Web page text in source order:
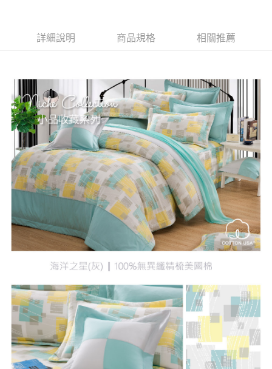
【「AFTEE先享後付」結帳流程】
２．訂單成立數日內，您將收到繳費通知簡訊。
３．收到繳費通知簡訊後14天內，點擊此簡訊中的連結，可透過四大超商／
ATM／網路銀行／等多元方式進行付款，方視為交易完成。
※ 請注意：結帳手續完成當下不需立刻繳費，但若您需要取消訂單，請聯絡
購買商品的店家。未經商家同意取消之訂單仍視為有效，需透過AFTEE先享
後付繳納相關費用。
※ 交易是否成功請以「AFTEE先享後付 」之結帳頁面顯示為準，若有關於
是否繳費成功／繳費後需取消欲退款等相關疑問，請聯繫「AFTEE先享後付
客戶支援中心」https://netprotections.freshdesk.com/support/home
【注意事項】
１．透過由恩沛科技股份有限公司提供之「AFTEE先享後付」服務完成之交
易，需依本服務之必要範圍內提供個人資料，並將交易相關給付款項請求債
權轉讓予恩沛科技股份有限公司。
２．關於個人資料處理事宜，請瀏覽以下網址：
https://aftee.tw/terms/#terms3
３．未成年的使用者請事先徵得法定代理人或監護人之同意方可使用
「AFTEE先享後付」，若未經同意申辦者引起之損失，本公司不負相關責
４．使用「AFTEE先享後付」時，將依據個別帳號之用戶狀況，依本公司即
時審查核予不同之上限額度；若仍有額度不足之情形，本公司將視審查結果
請求用戶進行身份認證。
５．嚴禁一人註冊多個帳號或使用他人資訊註冊。若發現惡意使用之情形，
恩沛科技股份有限公司將有權停止該用戶之使用額度並採取法律行動。
每筆NT$100，滿NT$3,000(含以上)免運費
每筆NT$450，滿NT$15,000(含以上)免運費
詳細說明 商品規格 相關推薦